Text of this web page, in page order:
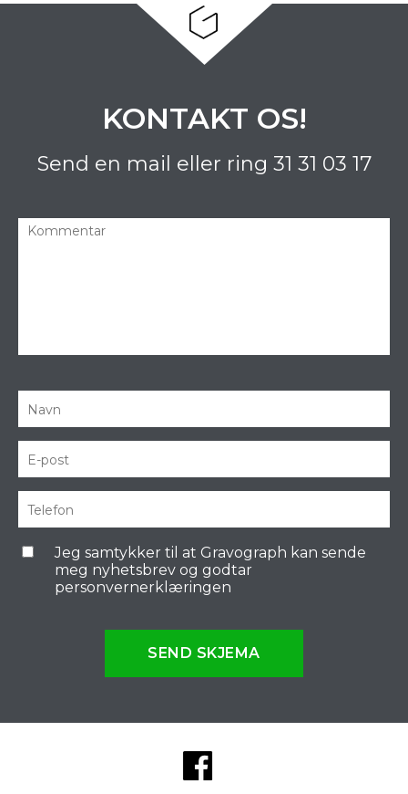
KONTAKT OS!
Send en mail eller ring 31 31 03 17
Jeg samtykker til at Gravograph kan sende
meg nyhetsbrev og godtar
personvernerklæringen
SEND SKJEMA